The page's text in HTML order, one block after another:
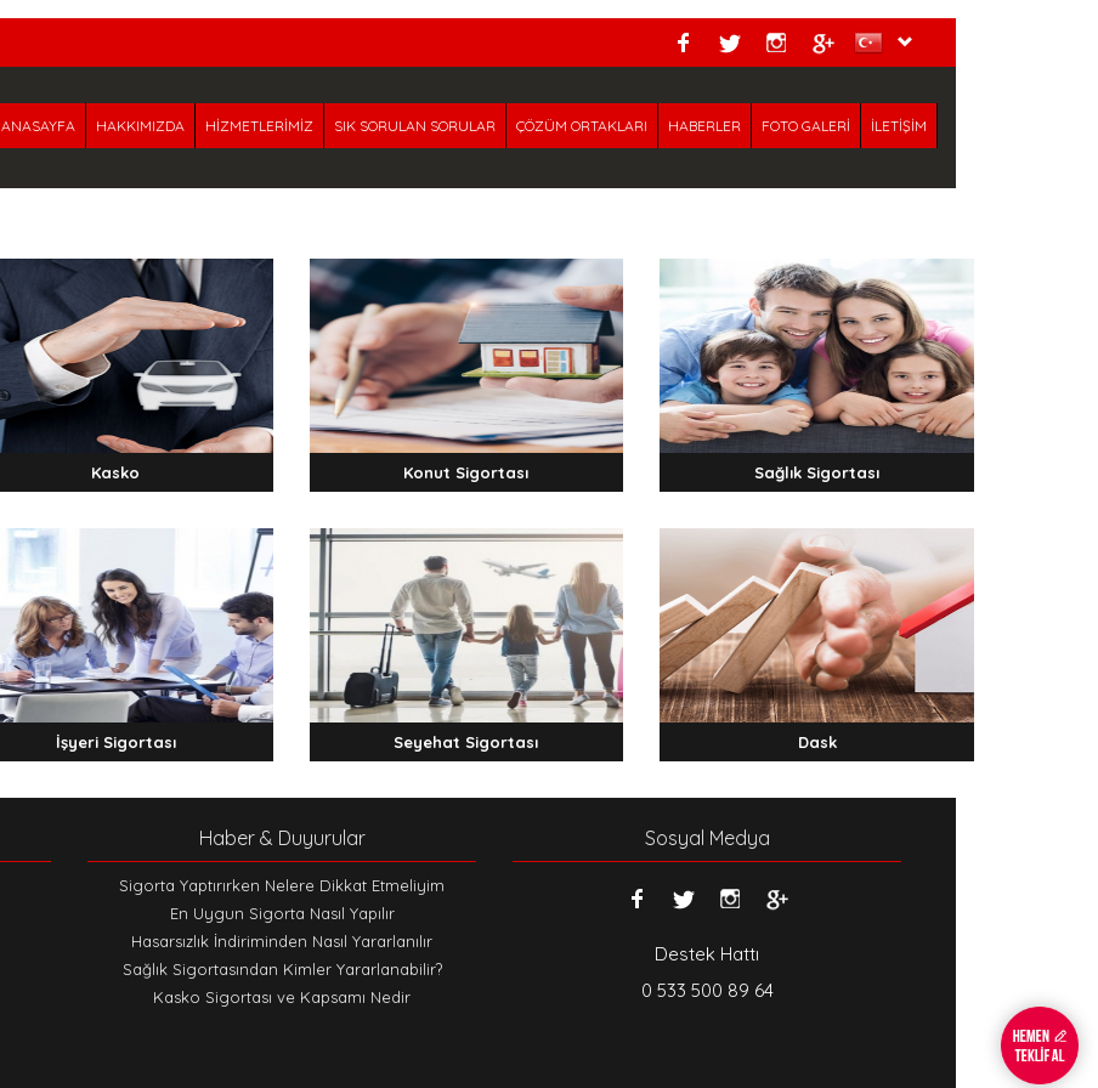
ANASAYFA HAKKIMIZDA HİZMETLERİMİZ SIK SORULAN SORULAR ÇÖZÜM ORTAKLARI HABERLER FOTO GALERİ İLETİŞİM
Kasko Konut Sigortası Sağlık Sigortası
İşyeri Sigortası Seyehat Sigortası Dask
Haber & Duyurular
Sigorta Yaptırırken Nelere Dikkat Etmeliyim
En Uygun Sigorta Nasıl Yapılır
Hasarsızlık İndiriminden Nasıl Yararlanılır
Sağlık Sigortasından Kimler Yararlanabilir?
Kasko Sigortası ve Kapsamı Nedir
Sosyal Medya
Destek Hattı
0 533 500 89 64